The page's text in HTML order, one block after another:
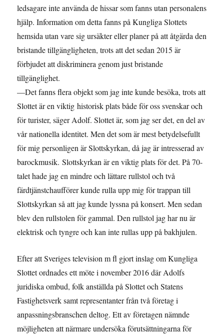
ledsagare inte använda de hissar som fanns utan personalens
hjälp. Information om detta fanns på Kungliga Slottets
hemsida utan vare sig ursäkter eller planer på att åtgärda den
bristande tillgängligheten, trots att det sedan 2015 är
förbjudet att diskriminera genom just bristande
tillgänglighet.
—Det fanns flera objekt som jag inte kunde besöka, trots att
Slottet är en viktig historisk plats både för oss svenskar och
för turister, säger Adolf. Slottet är, som jag ser det, en del av
vår nationella identitet. Men det som är mest betydelsefullt
för mig personligen är Slottskyrkan, då jag är intresserad av
barockmusik. Slottskyrkan är en viktig plats för det. På 70-
talet hade jag en mindre och lättare rullstol och två
färdtjänstchaufförer kunde rulla upp mig för trappan till
Slottskyrkan så att jag kunde lyssna på konsert. Men sedan
blev den rullstolen för gammal. Den rullstol jag har nu är
elektrisk och tyngre och kan inte rullas upp på bakhjulen.
Efter att Sveriges television m fl gjort inslag om Kungliga
Slottet ordnades ett möte i november 2016 där Adolfs
juridiska ombud, folk anställda på Slottet och Statens
Fastighetsverk samt representanter från två företag i
anpassningsbranschen deltog. Ett av företagen nämnde
möjligheten att närmare undersöka förutsättningarna för